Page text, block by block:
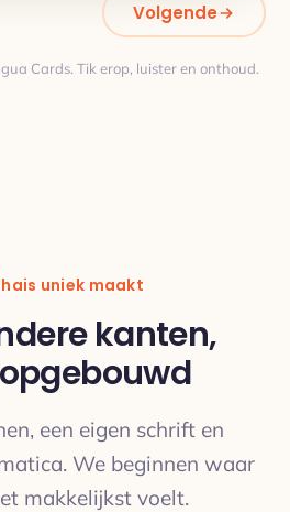
Volgende
Cards. Tik erop, luister en onthoud.
uniek maakt
kanten,
een eigen schrift en
We beginnen waar
makkelijkst voelt.